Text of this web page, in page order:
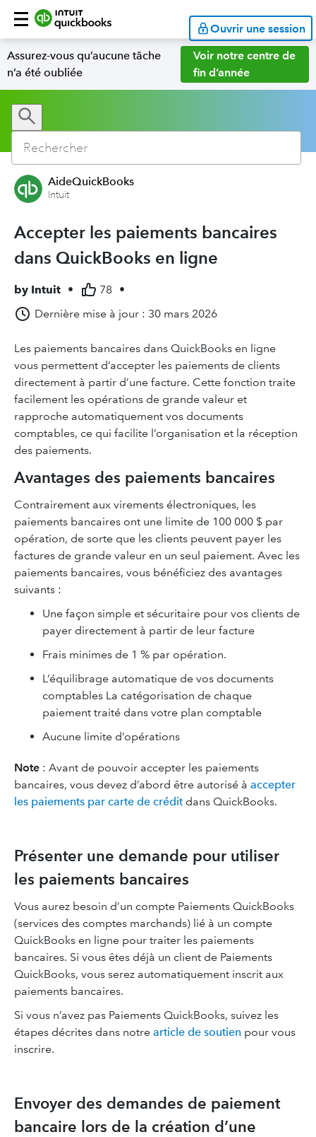
Ouvrir une session
Assurez-vous qu’aucune tâche
n’a été oubliée
Voir notre centre de
fin d’année
AideQuickBooks
Intuit
Accepter les paiements bancaires
dans QuickBooks en ligne
by Intuit • 78 •
Dernière mise à jour : 30 mars 2026
Les paiements bancaires dans QuickBooks en ligne
vous permettent d’accepter les paiements de clients
directement à partir d’une facture. Cette fonction traite
facilement les opérations de grande valeur et
rapproche automatiquement vos documents
comptables, ce qui facilite l’organisation et la réception
des paiements.
Avantages des paiements bancaires
Contrairement aux virements électroniques, les
paiements bancaires ont une limite de 100 000 $ par
opération, de sorte que les clients peuvent payer les
factures de grande valeur en un seul paiement. Avec les
paiements bancaires, vous bénéficiez des avantages
suivants :
Une façon simple et sécuritaire pour vos clients de
payer directement à partir de leur facture
Frais minimes de 1 % par opération.
L’équilibrage automatique de vos documents
comptables La catégorisation de chaque
paiement traité dans votre plan comptable
Aucune limite d’opérations
Note : Avant de pouvoir accepter les paiements
bancaires, vous devez d’abord être autorisé à accepter
les paiements par carte de crédit dans QuickBooks.
Présenter une demande pour utiliser
les paiements bancaires
Vous aurez besoin d’un compte Paiements QuickBooks
(services des comptes marchands) lié à un compte
QuickBooks en ligne pour traiter les paiements
bancaires. Si vous êtes déjà un client de Paiements
QuickBooks, vous serez automatiquement inscrit aux
paiements bancaires.
Si vous n’avez pas Paiements QuickBooks, suivez les
étapes décrites dans notre article de soutien pour vous
inscrire.
Envoyer des demandes de paiement
bancaire lors de la création d’une